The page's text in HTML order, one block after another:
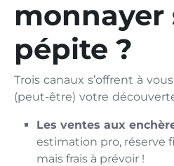
monnayer
pépite ?
Trois canaux s’offrent à
(peut-être) votre
Les ventes aux
estimation pro, réserve
mais frais à prévoir !